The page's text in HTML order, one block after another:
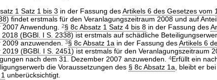
1 Satz 1 bis 3 in der Fassung desArtikels 6 des Gesetzes vom
) findet erstmals für den Veranlagungszeitraum 2008 und auf
Anwendung. 2§ 8c Absatz 1 Satz 4 bis 8 in der Fassung des
2018 (BGBl. I S. 2338) ist erstmals auf schädliche
anzuwenden. 3§ 8c Absatz 1a in der Fassung desArtikels 6
2019 (BGBl. I S. 2451) ist erstmals für den Veranlagungszeitraum
nach dem 31. Dezember 2007 anzuwenden. 4Erfüllt ein
die Voraussetzungen des § 8c Absatz 1a, bleibt er
unberücksichtigt.